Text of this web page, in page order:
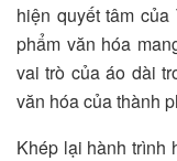
hiện quyết tâm
phẩm văn hóa
vai trò của áo dài
văn hóa của thành
Khép lại hành trình